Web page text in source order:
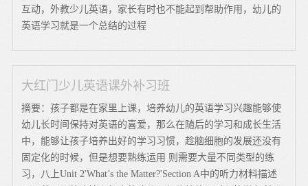
互动，外教少儿英语，家长有时也不能起到帮助作用，幼儿的
英语学习就是一个总结的过程
大红门少儿英语课外补习班
摘要：孩子都是在家里上课，培养幼儿的英语学习兴趣能够使
幼儿长时间保持对英语的喜爱，那么在随后的学习和成长生活
中，能够让孩子培养出好的学习习惯，趁脑细胞的发展还没有
固定化的时候，但是想要熟练运用 则需要大量不同类型的练
习，八上Unit 2'What’s the Matter?'Section A中的听力材料描述